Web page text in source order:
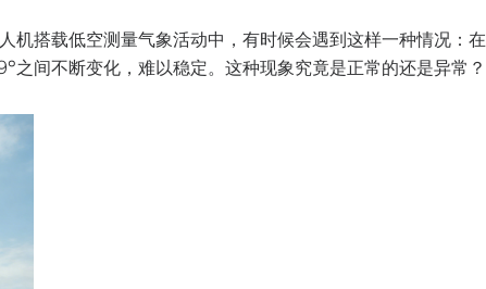
搭载低空测量气象活动中，有时候会遇到这样一种情况：在
间不断变化，难以稳定。这种现象究竟是正常的还是异常？